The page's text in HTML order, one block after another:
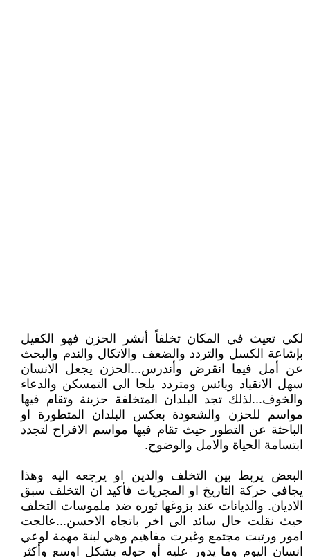
لكي تعيث في المكان تخلفاً أنشر الحزن فهو الكفيل
بإشاعة الكسل والتردد والضعف والاتكال والندم والبحث
عن أمل فيما انقرض وأندرس...الحزن يجعل الانسان
سهل الانقياد ويائس ومتردد يلجا الى التمسكن والدعاء
والخوف...لذلك تجد البلدان المتخلفة حزينة وتقام فيها
مواسم للحزن والشعوذة بعكس البلدان المتطورة او
الباحثة عن التطور حيث تقام فيها مواسم الافراح لتجدد
ابتسامة الحياة والامل والوضوح.
البعض يربط بين التخلف والدين او يرجعه اليه وهذا
يجافي حركة التاريخ او المجريات فأكيد ان التخلف سبق
الاديان. والديانات عند بزوغها ثوره ضد ملموسات التخلف
حيث نقلت حال سائد الى اخر باتجاه الاحسن...عالجت
امور ورتبت مجتمع وغيرت مفاهيم وهي لبنة مهمة لوعي
انسان اليوم وما يدور عليه أو حوله بشكل اوسع وأكثر